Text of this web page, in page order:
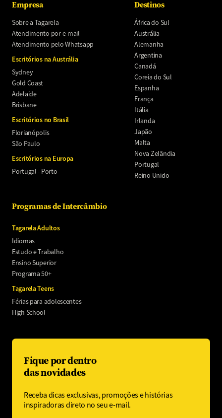
Empresa
Sobre a Tagarela
Atendimento por e-mail
Atendimento pelo Whatsapp
Escritórios na Austrália
Sydney
Gold Coast
Adelaide
Brisbane
Escritórios no Brasil
Florianópolis
São Paulo
Escritórios na Europa
Portugal - Porto
Destinos
África do Sul
Austrália
Alemanha
Argentina
Canadá
Coreia do Sul
Espanha
França
Itália
Irlanda
Japão
Malta
Nova Zelândia
Portugal
Reino Unido
Programas de Intercâmbio
Tagarela Adultos
Idiomas
Estudo e Trabalho
Ensino Superior
Programa 50+
Tagarela Teens
Férias para adolescentes
High School
Fique por dentro
das novidades
Receba dicas exclusivas, promoções e histórias
inspiradoras direto no seu e-mail.